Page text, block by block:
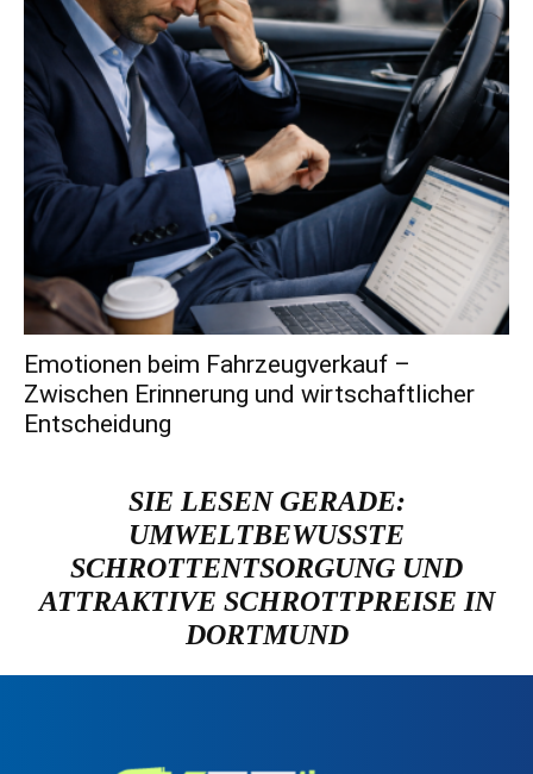
Emotionen beim Fahrzeugverkauf –
Zwischen Erinnerung und wirtschaftlicher
Entscheidung
SIE LESEN GERADE:
UMWELTBEWUSSTE
SCHROTTENTSORGUNG UND
ATTRAKTIVE SCHROTTPREISE IN
DORTMUND